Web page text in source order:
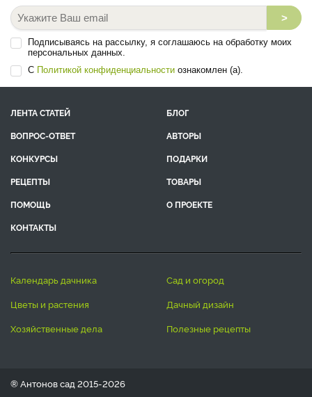
>
Подписываясь на рассылку, я соглашаюсь на обработку моих
персональных данных.
С Политикой конфиденциальности ознакомлен (а).
ЛЕНТА СТАТЕЙ
БЛОГ
ВОПРОС-ОТВЕТ
АВТОРЫ
КОНКУРСЫ
ПОДАРКИ
РЕЦЕПТЫ
ТОВАРЫ
ПОМОЩЬ
О ПРОЕКТЕ
КОНТАКТЫ
календарь дачника
сад и огород
цветы и растения
дачный дизайн
хозяйственные дела
полезные рецепты
® Антонов сад 2015-2026